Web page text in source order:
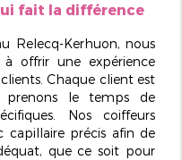
fait la différence
Relecq-Kerhuon, nous
offrir une expérience
Chaque client est
prenons le temps de
Nos coiffeurs
capillaire précis afin de
que ce soit pour